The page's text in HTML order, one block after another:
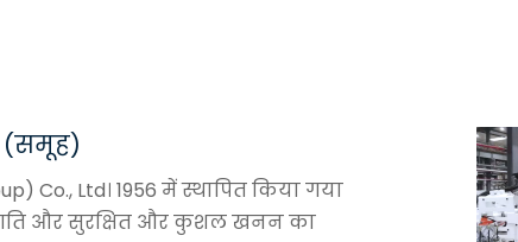
(समूह)
Co., Ltd। 1956 में स्थापित किया गया
और सुरक्षित और कुशल खनन का